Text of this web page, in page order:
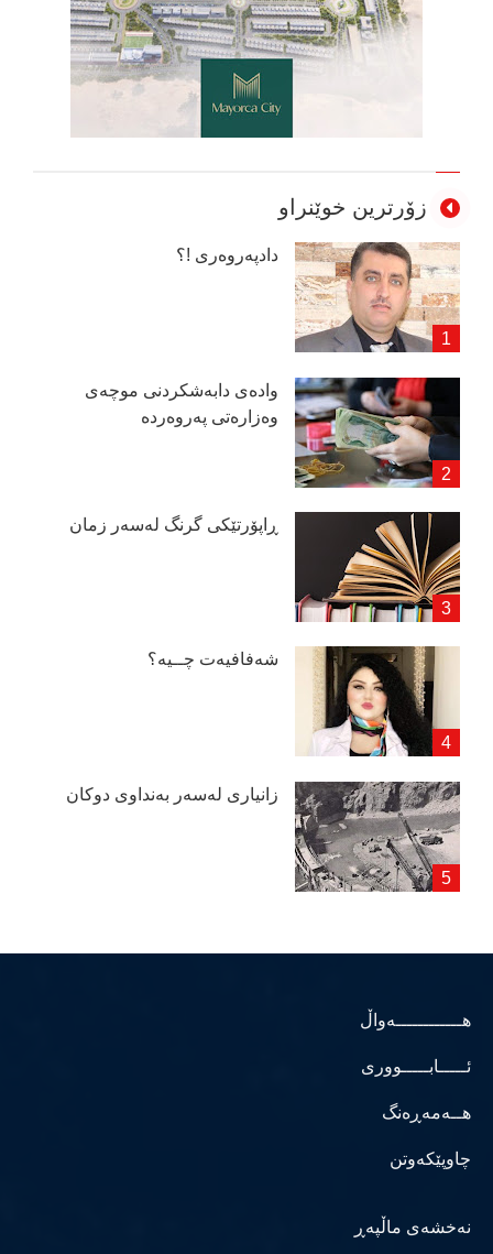
زۆرترین خوێنراو
دادپەروەری !؟
وادەی دابەشكردنی موچەی
وەزارەتی پەروەردە
ڕاپۆرتێكی گرنگ لەسەر زمان
شەفافیەت چــیە؟
زانیاری لەسەر بەنداوی دوكان
هــــــــــــەواڵ
ئـــــابـــــووری
هــەمەڕەنگ
چاوپێکەوتن
نەخشەی ماڵپەڕ